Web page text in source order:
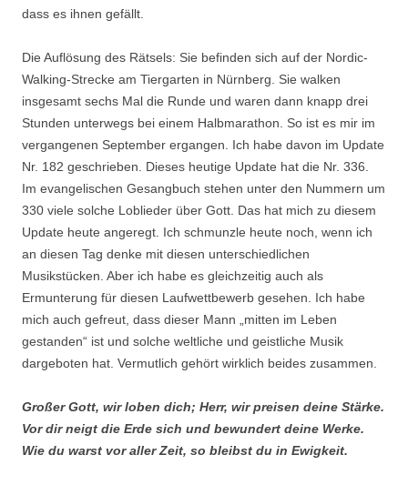
dass es ihnen gefällt.
Die Auflösung des Rätsels: Sie befinden sich auf der Nordic-
Walking-Strecke am Tiergarten in Nürnberg. Sie walken
insgesamt sechs Mal die Runde und waren dann knapp drei
Stunden unterwegs bei einem Halbmarathon. So ist es mir im
vergangenen September ergangen. Ich habe davon im Update
Nr. 182 geschrieben. Dieses heutige Update hat die Nr. 336.
Im evangelischen Gesangbuch stehen unter den Nummern um
330 viele solche Loblieder über Gott. Das hat mich zu diesem
Update heute angeregt. Ich schmunzle heute noch, wenn ich
an diesen Tag denke mit diesen unterschiedlichen
Musikstücken. Aber ich habe es gleichzeitig auch als
Ermunterung für diesen Laufwettbewerb gesehen. Ich habe
mich auch gefreut, dass dieser Mann „mitten im Leben
gestanden“ ist und solche weltliche und geistliche Musik
dargeboten hat. Vermutlich gehört wirklich beides zusammen.
Großer Gott, wir loben dich; Herr, wir preisen deine Stärke.
Vor dir neigt die Erde sich und bewundert deine Werke.
Wie du warst vor aller Zeit, so bleibst du in Ewigkeit.